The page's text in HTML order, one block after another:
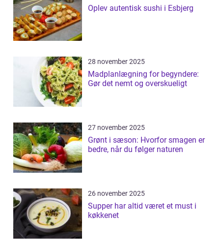
Oplev autentisk sushi i Esbjerg
28 november 2025
Madplanlægning for begyndere:
Gør det nemt og overskueligt
27 november 2025
Grønt i sæson: Hvorfor smagen er
bedre, når du følger naturen
26 november 2025
Supper har altid været et must i
køkkenet